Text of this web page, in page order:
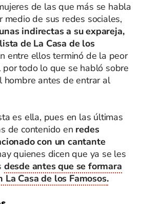
de las que más se habla
medio de sus redes sociales,
indirectas a su expareja,
de La Casa de los
entre ellos terminó de la peor
por todo lo que se habló sobre
antes de entrar al
es ella, pues en las últimas
de contenido en redes
con un cantante
quienes dicen que ya se les
desde antes que se formara
Casa de los Famosos.